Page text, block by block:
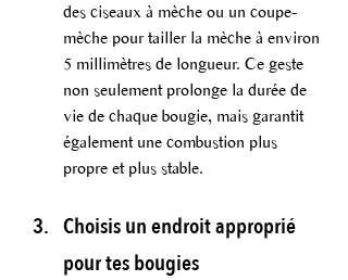
des ciseaux à mèche ou un coupe-
mèche pour tailler la mèche à environ
5 millimètres de longueur. Ce geste
non seulement prolonge la durée de
vie de chaque bougie, mais garantit
également une combustion plus
propre et plus stable.
Choisis un endroit approprié
pour tes bougies